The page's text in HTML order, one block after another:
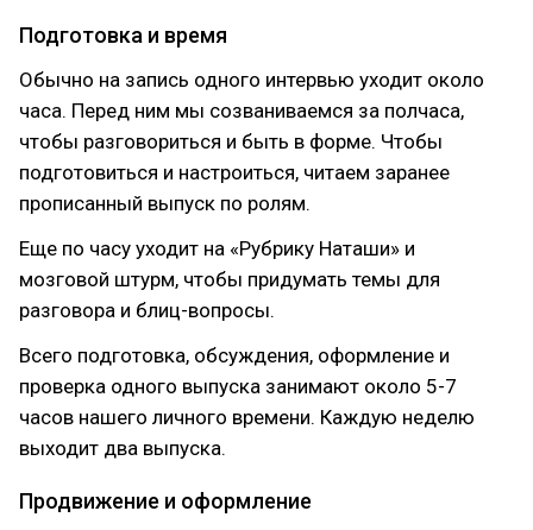
Подготовка и время
Обычно на запись одного интервью уходит около
часа. Перед ним мы созваниваемся за полчаса,
чтобы разговориться и быть в форме. Чтобы
подготовиться и настроиться, читаем заранее
прописанный выпуск по ролям.
Еще по часу уходит на «Рубрику Наташи» и
мозговой штурм, чтобы придумать темы для
разговора и блиц-вопросы.
Всего подготовка, обсуждения, оформление и
проверка одного выпуска занимают около 5-7
часов нашего личного времени. Каждую неделю
выходит два выпуска.
Продвижение и оформление